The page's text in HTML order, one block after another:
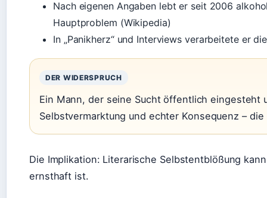
Nach eigenen Angaben lebt er seit 2006
Hauptproblem (Wikipedia)
In „Panikherz“ und Interviews verarbeitete er
DER WIDERSPRUCH
Ein Mann, der seine Sucht öffentlich
Selbstvermarktung und echter Konsequenz –
Die Implikation: Literarische Selbstentblößung
ernsthaft ist.